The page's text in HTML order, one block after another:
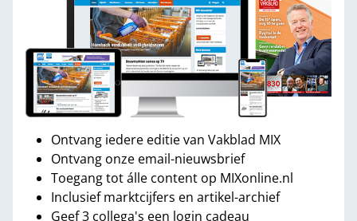
Ontvang iedere editie van Vakblad MIX
Ontvang onze email-nieuwsbrief
Toegang tot álle content op MIXonline.nl
Inclusief marktcijfers en artikel-archief
Geef 3 collega's een login cadeau